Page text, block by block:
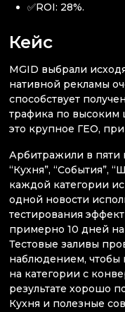
✅ROI: 28%.
Кейс
MGID выбрали
нативной рекламы
способствует
трафика по высоким
это крупное ГЕО,
Арбитражили в пяти
“Кухня”, “События”,
каждой категории
одной новости
тестирования
примерно 10 дней
Тестовые заливы
наблюдением, чтобы
на категории с
результате хорошо
Кухня и полезные